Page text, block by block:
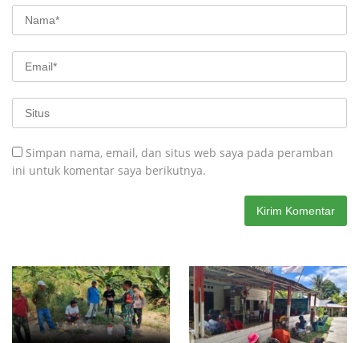
Simpan nama, email, dan situs web saya pada peramban
ini untuk komentar saya berikutnya.